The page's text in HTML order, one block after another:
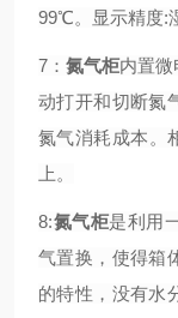
99℃。显示精度:
7：氮气柜内置
动打开和切断氮
氮气消耗成本。
上。
8:氮气柜是利用
气置换，使得箱
的特性，没有水